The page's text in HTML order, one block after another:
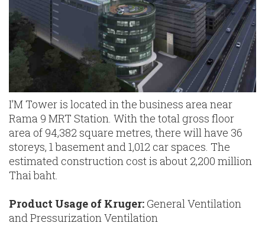
I’M Tower is located in the business area near
Rama 9 MRT Station. With the total gross floor
area of 94,382 square metres, there will have 36
storeys, 1 basement and 1,012 car spaces. The
estimated construction cost is about 2,200 million
Thai baht.
Product Usage of Kruger: General Ventilation
and Pressurization Ventilation